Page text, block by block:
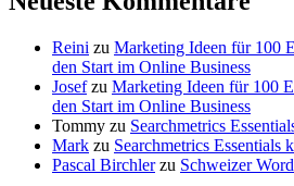
Reini zu Marketing Ideen für 100
den Start im Online Business
Josefzu Marketing Ideen für 100
den Start im Online Business
Tommy zu Searchmetrics
Mark zu Searchmetrics Essentials
Pascal Birchlerzu Schweizer